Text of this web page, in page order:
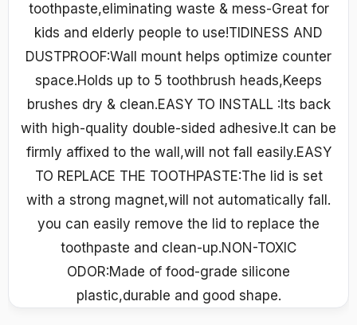
toothpaste,eliminating waste & mess-Great for
kids and elderly people to use!TIDINESS AND
DUSTPROOF:Wall mount helps optimize counter
space.Holds up to 5 toothbrush heads,Keeps
brushes dry & clean.EASY TO INSTALL :Its back
with high-quality double-sided adhesive.It can be
firmly affixed to the wall,will not fall easily.EASY
TO REPLACE THE TOOTHPASTE:The lid is set
with a strong magnet,will not automatically fall.
you can easily remove the lid to replace the
toothpaste and clean-up.NON-TOXIC
ODOR:Made of food-grade silicone
plastic,durable and good shape.